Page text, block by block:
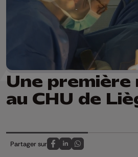
Une première
au CHU de
Partager sur
Partagez sur FaceBook
Partagez sur LinkedIn
Partagez sur